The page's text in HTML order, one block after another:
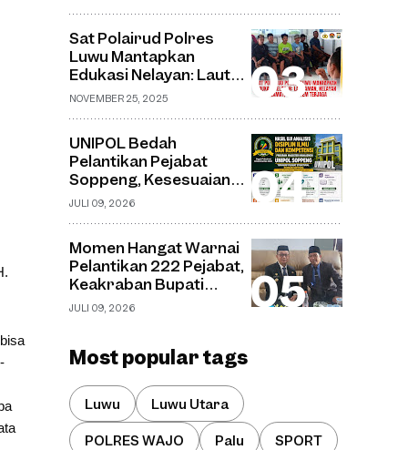
Jembatan Gantung di
Desa Watu
Sat Polairud Polres
Luwu Mantapkan
Edukasi Nelayan: Laut
Aman, Nelayan Selamat,
NOVEMBER 25, 2025
UNIPOL Bedah
Pelantikan Pejabat
Soppeng, Kesesuaian
Jabatan dan Disiplin
JULI 09, 2026
Momen Hangat Warnai
Pelantikan 222 Pejabat,
Keakraban Bupati
Soppeng dan Kepala
JULI 09, 2026
Most popular tags
Luwu Luwu Utara
POLRES WAJO Palu SPORT